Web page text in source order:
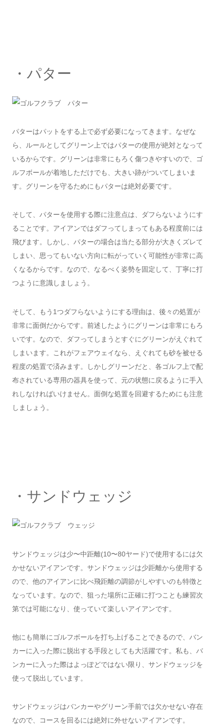
・パター
パターはパットをする上で必ず必要になってきます。なぜな
ら、ルールとしてグリーン上ではパターの使用が絶対となって
いるからです。グリーンは非常にもろく傷つきやすいので、ゴ
ルフボールが着地しただけでも、大きい跡がついてしまいま
す。グリーンを守るためにもパターは絶対必要です。
そして、パターを使用する際に注意点は、ダフらないようにす
ることです。アイアンではダフってしまってもある程度前には
飛びます。しかし、パターの場合は当たる部分が大きくズレて
しまい、思ってもいない方向に転がっていく可能性が非常に高
くなるからです。なので、なるべく姿勢を固定して、丁寧に打
つように意識しましょう。
そして、もう1つダフらないようにする理由は、後々の処置が
非常に面倒だからです。前述したようにグリーンは非常にもろ
いです。なので、ダフってしまうとすぐにグリーンがえぐれて
しまいます。これがフェアウェイなら、えぐれても砂を被せる
程度の処置で済みます。しかしグリーンだと、各ゴルフ上で配
布されている専用の器具を使って、元の状態に戻るように手入
れしなければいけません。面倒な処置を回避するためにも注意
しましょう。
・サンドウェッジ
サンドウェッジは少〜中距離(10〜80ヤード)で使用するには欠
かせないアイアンです。サンドウェッジは少距離から使用する
ので、他のアイアンに比べ飛距離の調節がしやすいのも特徴と
なっています。なので、狙った場所に正確に打つことも練習次
第では可能になり、使っていて楽しいアイアンです。
他にも簡単にゴルフボールを打ち上げることできるので、バン
カーに入った際に脱出する手段としても大活躍です。私も、バ
ンカーに入った際はよっぽどではない限り、サンドウェッジを
使って脱出しています。
サンドウェッジはバンカーやグリーン手前では欠かせない存在
なので、コースを回るには絶対に外せないアイアンです。